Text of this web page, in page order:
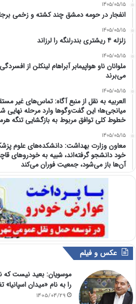
1405/05/15
انفجار در حومه دمشق چند کشته و زخمی
1405/05/15
زلزله ۴ ریشتری بندرلنگه را لرزاند
1405/05/15
ملوانان ناو هواپیمابر آبراهام لینکلن از
می‌برند
1405/05/15
العربیه به نقل از منبع آگاه: تماس‌های غیر
میانجی‌ها؛ این گفت‌و‌گو‌ها وارد مرحله
خطوط کلی توافق مربوط به بازگشایی تنگه
1405/05/15
معاون وزارت بهداشت: دانشکده‌های علوم
خود دانشجو گرفته‌اند، شبیه به خودرو‌های
آن‌ها باز می‌شود، جمعیت فوران می‌کند
عکس و فیلم
موسویان: بعید نیست که
را به نام «میدان اسپانیا»
1405/04/29